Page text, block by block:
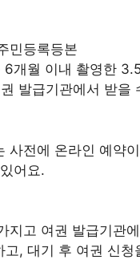
민등록등본
6개월 이내 촬영한
발급기관에서 받을
사전에 온라인 예약
어요.
지고 여권 발급기관
고, 대기 후 여권 신청